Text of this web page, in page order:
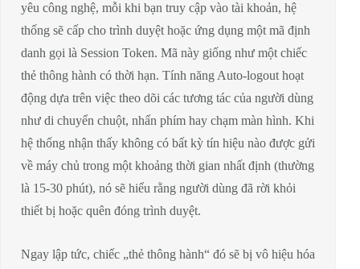
yêu công nghệ, mỗi khi bạn truy cập vào tài khoản, hệ
thống sẽ cấp cho trình duyệt hoặc ứng dụng một mã định
danh gọi là Session Token. Mã này giống như một chiếc
thẻ thông hành có thời hạn. Tính năng Auto-logout hoạt
động dựa trên việc theo dõi các tương tác của người dùng
như di chuyển chuột, nhấn phím hay chạm màn hình. Khi
hệ thống nhận thấy không có bất kỳ tín hiệu nào được gửi
về máy chủ trong một khoảng thời gian nhất định (thường
là 15-30 phút), nó sẽ hiểu rằng người dùng đã rời khỏi
thiết bị hoặc quên đóng trình duyệt.
Ngay lập tức, chiếc „thẻ thông hành“ đó sẽ bị vô hiệu hóa